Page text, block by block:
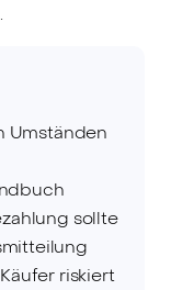
Umständen
sollte
riskiert